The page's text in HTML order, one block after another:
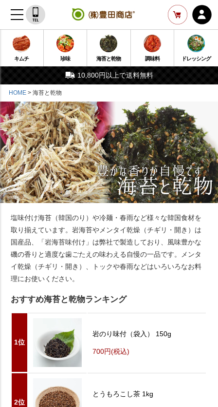
キムチ 珍味 海苔と乾物 調味料 ドレッシング
10,800円以上で送料無料
HOME 海苔と乾物
塩味付け海苔（韓国のり）や冷麺・春雨など様々な韓国食材を
取り揃えています。岩海苔やメンタイ乾燥（チギリ・開き）は
国産品、「岩海苔味付け」は弊社で製造しており、風味豊かな
磯の香りと適度な歯ごたえの味わえる自慢の一品です。メンタ
イ乾燥（チギリ・開き）、トックや春雨などはいろいろなお料
理にお使いください。
おすすめ海苔と乾物ランキング
1位
岩のり味付（袋入） 150g
700円(税込)
2位
とうもろこし茶 1kg